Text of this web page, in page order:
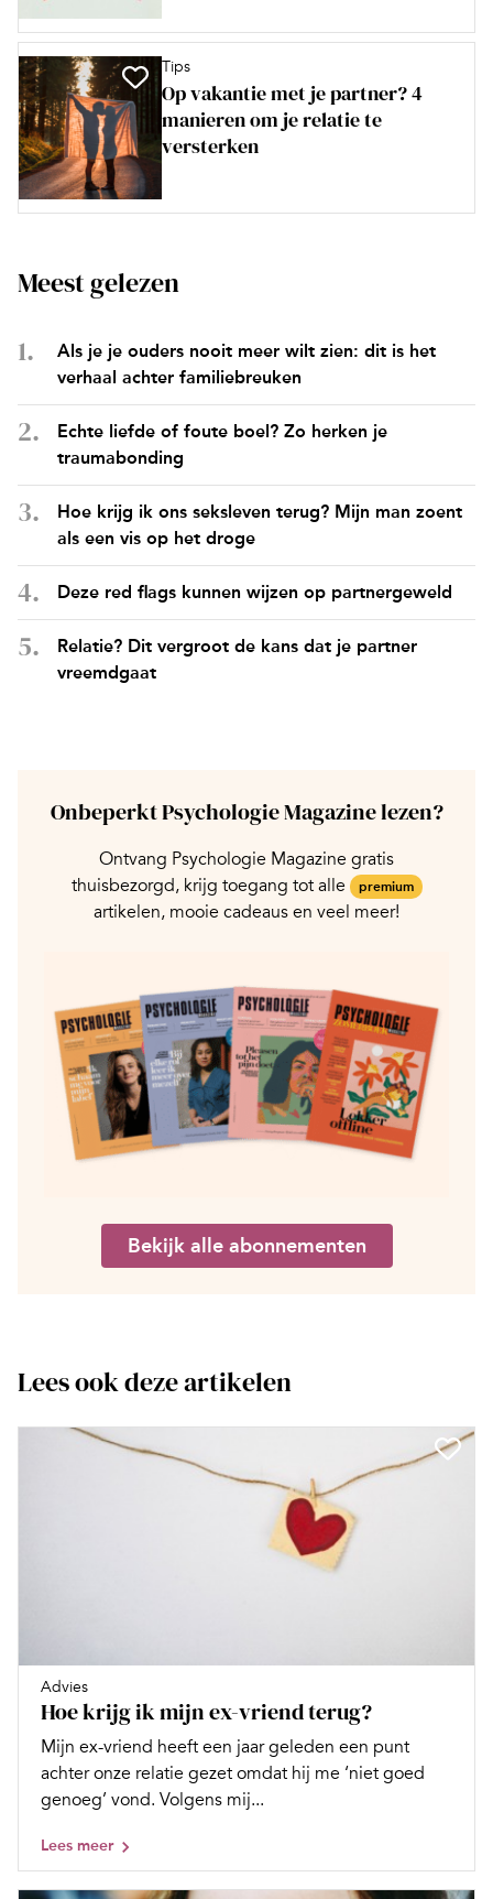
Tips
Op vakantie met je partner? 4
manieren om je relatie te
versterken
Meest gelezen
Als je je ouders nooit meer wilt zien: dit is het
verhaal achter familiebreuken
Echte liefde of foute boel? Zo herken je
traumabonding
Hoe krijg ik ons seksleven terug? Mijn man zoent
als een vis op het droge
Deze red flags kunnen wijzen op partnergeweld
Relatie? Dit vergroot de kans dat je partner
vreemdgaat
Onbeperkt Psychologie Magazine lezen?
Ontvang Psychologie Magazine gratis
thuisbezorgd, krijg toegang tot alle
premium
artikelen, mooie cadeaus en veel meer!
Bekijk alle abonnementen
Lees ook deze artikelen
Advies
Hoe krijg ik mijn ex-vriend terug?
Mijn ex-vriend heeft een jaar geleden een punt
achter onze relatie gezet omdat hij me ‘niet goed
genoeg’ vond. Volgens mij...
Lees meer